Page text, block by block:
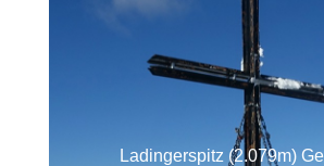
Ladingerspitz (2.079m)